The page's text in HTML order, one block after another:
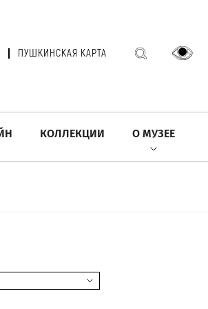
ПУШКИНСКАЯ КАРТА
КОЛЛЕКЦИИ О МУЗЕЕ